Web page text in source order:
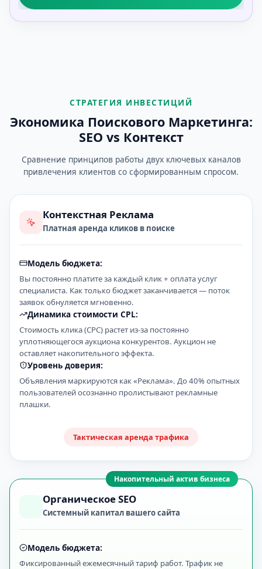
СТРАТЕГИЯ ИНВЕСТИЦИЙ
Экономика Поискового Маркетинга:
SEO vs Контекст
Сравнение принципов работы двух ключевых каналов
привлечения клиентов со сформированным спросом.
Контекстная Реклама
Платная аренда кликов в поиске
Модель бюджета:
Вы постоянно платите за каждый клик + оплата услуг
специалиста. Как только бюджет заканчивается — поток
заявок обнуляется мгновенно.
Динамика стоимости CPL:
Стоимость клика (CPC) растет из-за постоянно
уплотняющегося аукциона конкурентов. Аукцион не
оставляет накопительного эффекта.
Уровень доверия:
Объявления маркируются как «Реклама». До 40% опытных
пользователей осознанно пролистывают рекламные
плашки.
Тактическая аренда трафика
Накопительный актив бизнеса
Органическое SEO
Системный капитал вашего сайта
Модель бюджета:
Фиксированный ежемесячный тариф работ. Трафик не